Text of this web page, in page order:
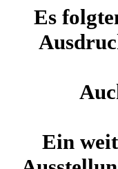
Es
Ein